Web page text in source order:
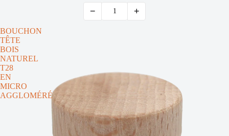
− +
BOUCHON
TÊTE
BOIS
NATUREL
T28
EN
MICRO
AGGLOMÉRÉ